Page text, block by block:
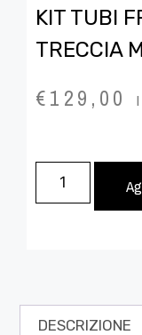
KIT TUBI
TRECCIA
€129,00
DESCRIZIONE